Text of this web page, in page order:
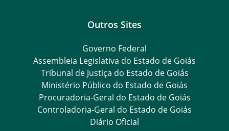
Outros Sites
Governo Federal
Assembleia Legislativa do Estado de Goiás
Tribunal de Justiça do Estado de Goiás
Ministério Público do Estado de Goiás
Procuradoria-Geral do Estado de Goiás
Controladoria-Geral do Estado de Goiás
Diário Oficial